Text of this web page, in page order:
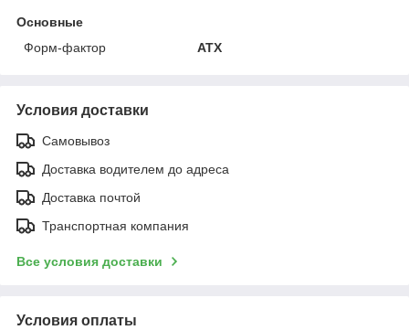
Основные
Форм-фактор
ATX
Условия доставки
Самовывоз
Доставка водителем до адреса
Доставка почтой
Транспортная компания
Все условия доставки
Условия оплаты